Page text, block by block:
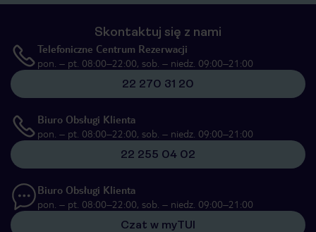
Skontaktuj się z nami
Telefoniczne Centrum Rezerwacji
pon. – pt. 08:00–22:00, sob. – niedz. 09:00–21:00
22 270 31 20
Biuro Obsługi Klienta
pon. – pt. 08:00–22:00, sob. – niedz. 09:00–21:00
22 255 04 02
Biuro Obsługi Klienta
pon. – pt. 08:00–22:00, sob. – niedz. 09:00–21:00
Czat w myTUI